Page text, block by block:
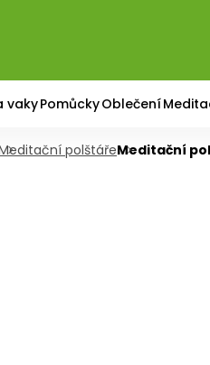
vakyPomůckyOblečení
polštářeMeditační